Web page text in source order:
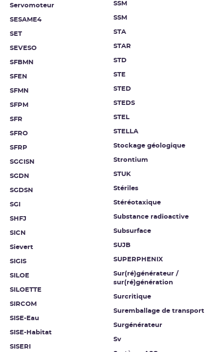
Servomoteur
SESAME4
SET
SEVESO
SFBMN
SFEN
SFMN
SFPM
SFR
SFRO
SFRP
SGCISN
SGDN
SGDSN
SGI
SHFJ
SICN
Sievert
SIGIS
SILOE
SILOETTE
SIRCOM
SISE-Eau
SISE-Habitat
SISERI
SSM
SSM
STA
STAR
STD
STE
STED
STEDS
STEL
STELLA
Stockage géologique
Strontium
STUK
Stériles
Stéréotaxique
Substance radioactive
Subsurface
SUJB
SUPERPHENIX
Sur(ré)générateur /
sur(ré)génération
Surcritique
Suremballage de transport
Surgénérateur
Sv